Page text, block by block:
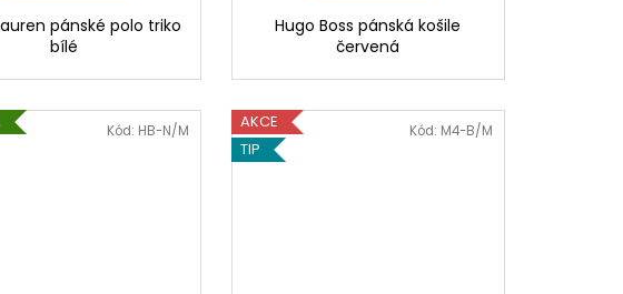
pánské polo triko
bílé
Hugo Boss pánská košile
červená
Kód: HB-N/M
AKCE
TIP
Kód: M4-B/M